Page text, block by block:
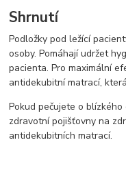
Shrnutí
Podložky pod ležící
osoby. Pomáhají udržet
pacienta. Pro maximální
antidekubitní matrací,
Pokud pečujete o
zdravotní pojišťovny na
antidekubitních matrací.